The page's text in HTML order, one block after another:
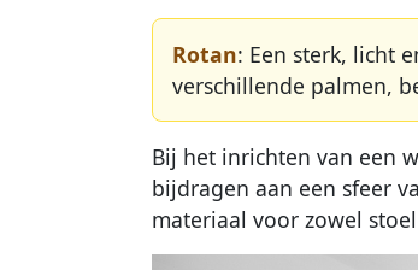
Rotan: Een sterk, licht
verschillende palmen,
Bij het inrichten van een
bijdragen aan een sfeer
materiaal voor zowel